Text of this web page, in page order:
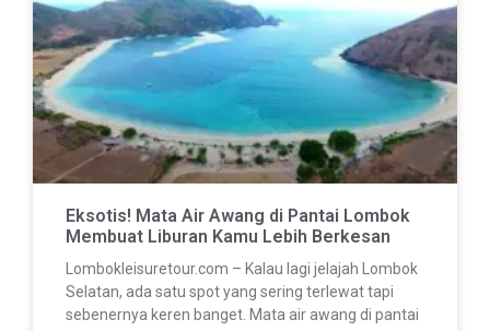
Eksotis! Mata Air Awang di Pantai Lombok
Membuat Liburan Kamu Lebih Berkesan
Lombokleisuretour.com – Kalau lagi jelajah Lombok
Selatan, ada satu spot yang sering terlewat tapi
sebenernya keren banget. Mata air awang di pantai